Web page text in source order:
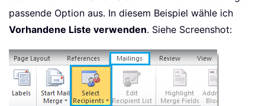
passende Option aus. In diesem Beispiel wähle ich
Vorhandene Liste verwenden. Siehe Screenshot: